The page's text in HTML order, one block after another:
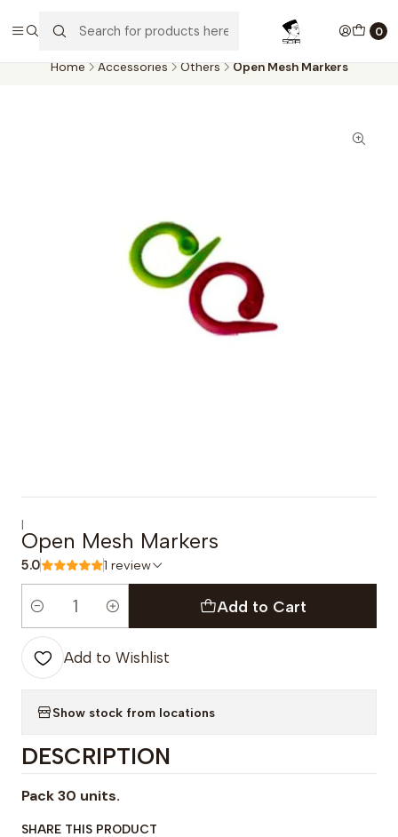
0
Aproveite as entregas grátis para todas as encomendas
superiores a 60€. Faça as suas compras e economize!
Home Accessories Others Open Mesh Markers
|
Open Mesh Markers
5.0 1 review
Quantity
Add to Cart
Add to Wishlist
Show stock from locations
DESCRIPTION
Pack 30 units.
SHARE THIS PRODUCT